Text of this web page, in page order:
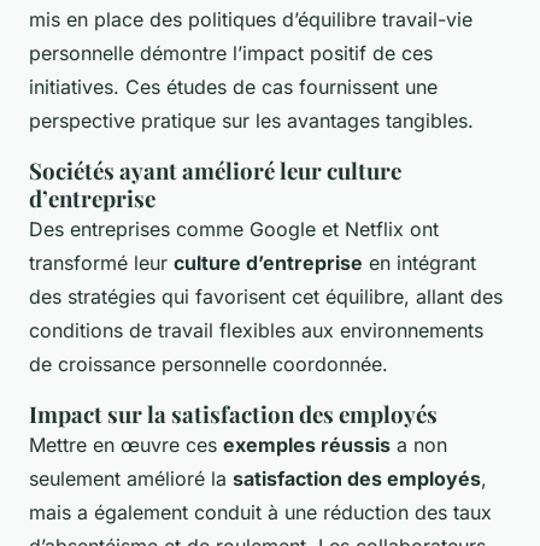
mis en place des politiques d’équilibre travail-vie
personnelle démontre l’impact positif de ces
initiatives. Ces études de cas fournissent une
perspective pratique sur les avantages tangibles.
Sociétés ayant amélioré leur culture
d’entreprise
Des entreprises comme Google et Netflix ont
transformé leur culture d’entreprise en intégrant
des stratégies qui favorisent cet équilibre, allant des
conditions de travail flexibles aux environnements
de croissance personnelle coordonnée.
Impact sur la satisfaction des employés
Mettre en œuvre ces exemples réussis a non
seulement amélioré la satisfaction des employés,
mais a également conduit à une réduction des taux